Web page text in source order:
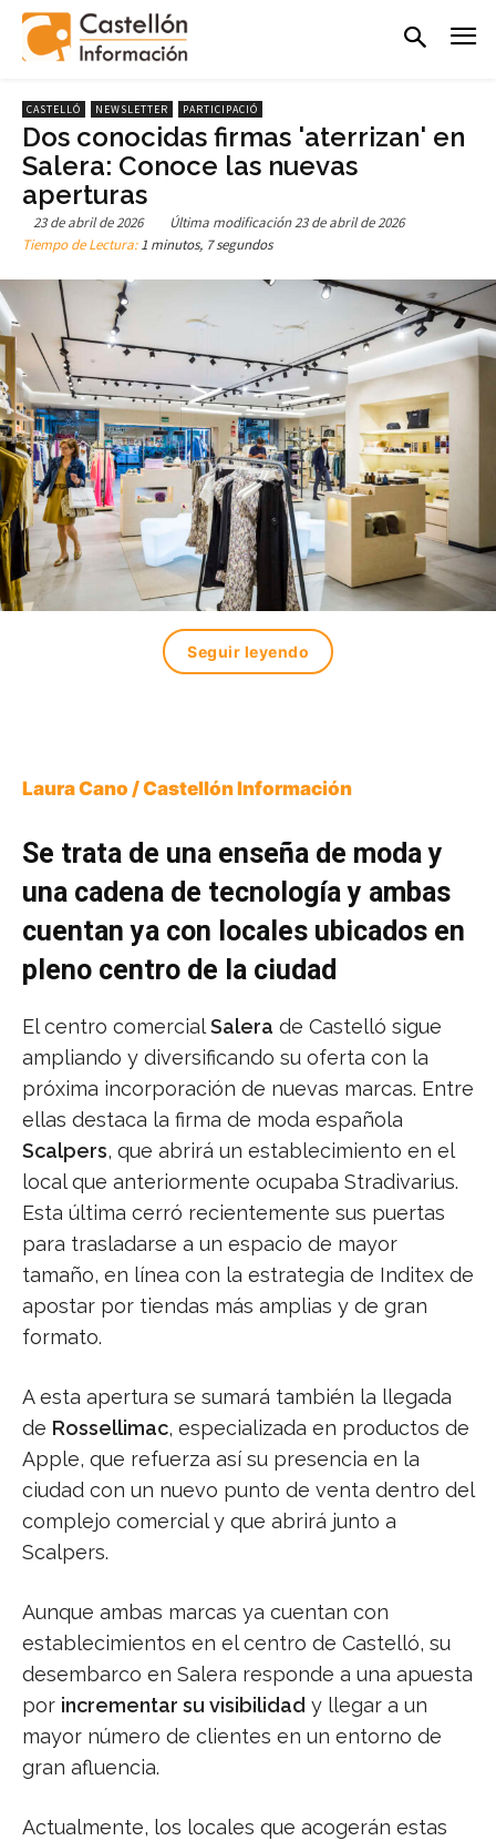
CASTELLÓ NEWSLETTER PARTICIPACIÓ
Dos conocidas firmas 'aterrizan' en
Salera: Conoce las nuevas
aperturas
23 de abril de 2026 Última modificación23 de abril de 2026
Tiempo de Lectura:1 minutos, 7 segundos
Seguir leyendo
Laura Cano / Castellón Información
Se trata de una enseña de moda y
una cadena de tecnología y ambas
cuentan ya con locales ubicados en
pleno centro de la ciudad
El centro comercialSalera de Castelló sigue
ampliando y diversificando su oferta con la
próxima incorporación de nuevas marcas. Entre
ellas destaca la firma de moda española
Scalpers, que abrirá un establecimiento en el
local que anteriormente ocupaba Stradivarius.
Esta última cerró recientemente sus puertas
para trasladarse a un espacio de mayor
tamaño, en línea con la estrategia de Inditex de
apostar por tiendas más amplias y de gran
formato.
A esta apertura se sumará también la llegada
de Rossellimac, especializada en productos de
Apple, que refuerza así su presencia en la
ciudad con un nuevo punto de venta dentro del
complejo comercial y que abrirá junto a
Scalpers.
Aunque ambas marcas ya cuentan con
establecimientos en el centro de Castelló, su
desembarco en Salera responde a una apuesta
por incrementar su visibilidad y llegar a un
mayor número de clientes en un entorno de
gran afluencia.
Actualmente, los locales que acogerán estas